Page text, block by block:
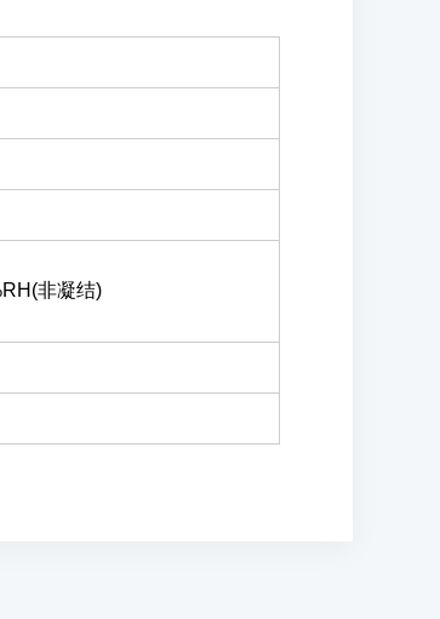
非凝结)